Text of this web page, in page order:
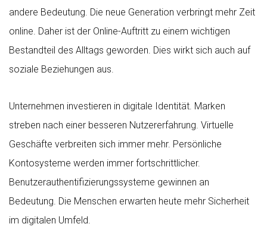
andere Bedeutung. Die neue Generation verbringt mehr Zeit
online. Daher ist der Online-Auftritt zu einem wichtigen
Bestandteil des Alltags geworden. Dies wirkt sich auch auf
soziale Beziehungen aus.
Unternehmen investieren in digitale Identität. Marken
streben nach einer besseren Nutzererfahrung. Virtuelle
Geschäfte verbreiten sich immer mehr. Persönliche
Kontosysteme werden immer fortschrittlicher.
Benutzerauthentifizierungssysteme gewinnen an
Bedeutung. Die Menschen erwarten heute mehr Sicherheit
im digitalen Umfeld.